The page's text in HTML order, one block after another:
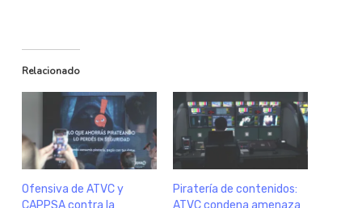
Relacionado
Ofensiva de ATVC y
CAPPSA contra la
Piratería de contenidos:
ATVC condena amenaza